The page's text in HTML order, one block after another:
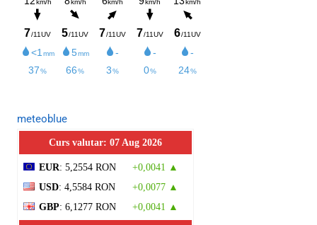
meteoblue
Curs valutar: 07 Aug 2026
EUR: 5,2554 RON
+0,0041 ▲
USD: 4,5584 RON
+0,0077 ▲
GBP: 6,1277 RON +0,0041 ▲